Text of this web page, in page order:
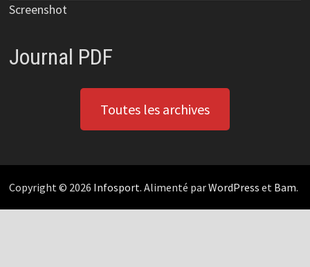
Screenshot
Journal PDF
Toutes les archives
Copyright © 2026 Infosport. Alimenté parWordPress et Bam.